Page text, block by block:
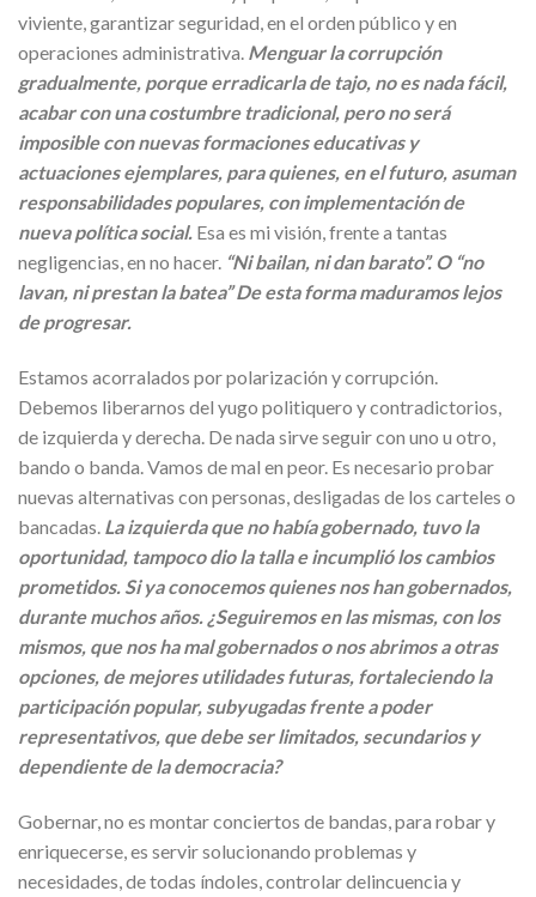
viviente, garantizar seguridad, en el orden público y en
operaciones administrativa. Menguar la corrupción
gradualmente, porque erradicarla de tajo, no es nada fácil,
acabar con una costumbre tradicional, pero no será
imposible con nuevas formaciones educativas y
actuaciones ejemplares, para quienes, en el futuro, asuman
responsabilidades populares, con implementación de
nueva política social. Esa es mi visión, frente a tantas
negligencias, en no hacer. “Ni bailan, ni dan barato”. O “no
lavan, ni prestan la batea” De esta forma maduramos lejos
de progresar.
Estamos acorralados por polarización y corrupción.
Debemos liberarnos del yugo politiquero y contradictorios,
de izquierda y derecha. De nada sirve seguir con uno u otro,
bando o banda. Vamos de mal en peor. Es necesario probar
nuevas alternativas con personas, desligadas de los carteles o
bancadas. La izquierda que no había gobernado, tuvo la
oportunidad, tampoco dio la talla e incumplió los cambios
prometidos. Si ya conocemos quienes nos han gobernados,
durante muchos años. ¿Seguiremos en las mismas, con los
mismos, que nos ha mal gobernados o nos abrimos a otras
opciones, de mejores utilidades futuras, fortaleciendo la
participación popular, subyugadas frente a poder
representativos, que debe ser limitados, secundarios y
dependiente de la democracia?
Gobernar, no es montar conciertos de bandas, para robar y
enriquecerse, es servir solucionando problemas y
necesidades, de todas índoles, controlar delincuencia y